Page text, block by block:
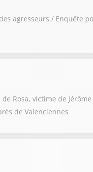
agresseurs / Enquête
Rosa, victime de
de Valenciennes